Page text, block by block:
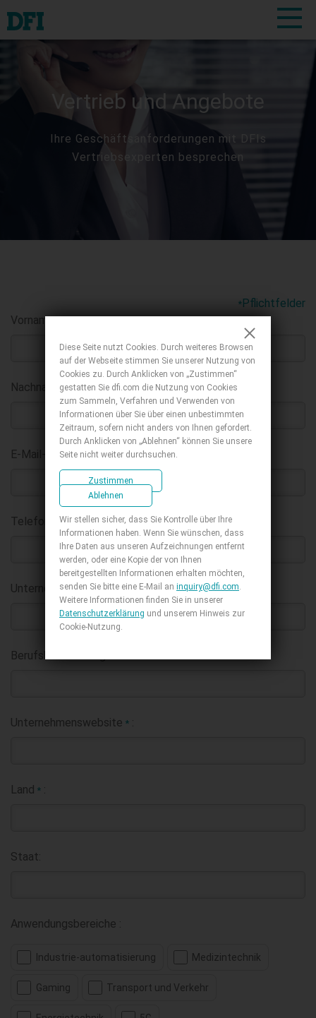
Vertrieb und Angebote
Ihre Geschäftsanforderungen mit DFIs
Vertriebsexperten besprechen
*Pflichtfelder
Vorname :
Nachname*:
E-Mail-Adresse geschäftlich*:
Telefon :
Unternehmen*:
Berufsbezeichnung:
Unternehmenswebsite * :
Land * :
Staat:
Anwendungsbereiche :
Industrie-automatisierung Medizintechnik
Gaming Transport und Verkehr
Diese Seite nutzt Cookies. Durch weiteres Browsen
auf der Webseite stimmen Sie unserer Nutzung von
Cookies zu. Durch Anklicken von „Zustimmen“
gestatten Sie dfi.com die Nutzung von Cookies
zum Sammeln, Verfahren und Verwenden von
Informationen über Sie über einen unbestimmten
Zeitraum, sofern nicht anders von Ihnen gefordert.
Durch Anklicken von „Ablehnen“ können Sie unsere
Seite nicht weiter durchsuchen.
Zustimmen
Ablehnen
Wir stellen sicher, dass Sie Kontrolle über Ihre
Informationen haben. Wenn Sie wünschen, dass
Ihre Daten aus unseren Aufzeichnungen entfernt
werden, oder eine Kopie der von Ihnen
bereitgestellten Informationen erhalten möchten,
senden Sie bitte eine E-Mail an inquiry@dfi.com
Weitere Informationen finden Sie in unserer
Datenschutzerklärung und unserem Hinweis zur
Cookie-Nutzung.